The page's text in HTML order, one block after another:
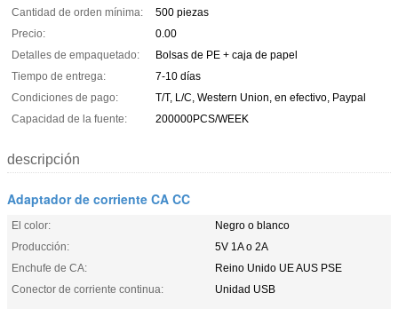
Cantidad de orden mínima:
500 piezas
Precio:
0.00
Detalles de empaquetado:
Bolsas de PE + caja de papel
Tiempo de entrega:
7-10 días
Condiciones de pago:
T/T, L/C, Western Union, en efectivo, Paypal
Capacidad de la fuente:
200000PCS/WEEK
descripción
Adaptador de corriente CA CC
El color:
Negro o blanco
Producción:
5V 1A o 2A
Enchufe de CA:
Reino Unido UE AUS PSE
Conector de corriente continua:
Unidad USB